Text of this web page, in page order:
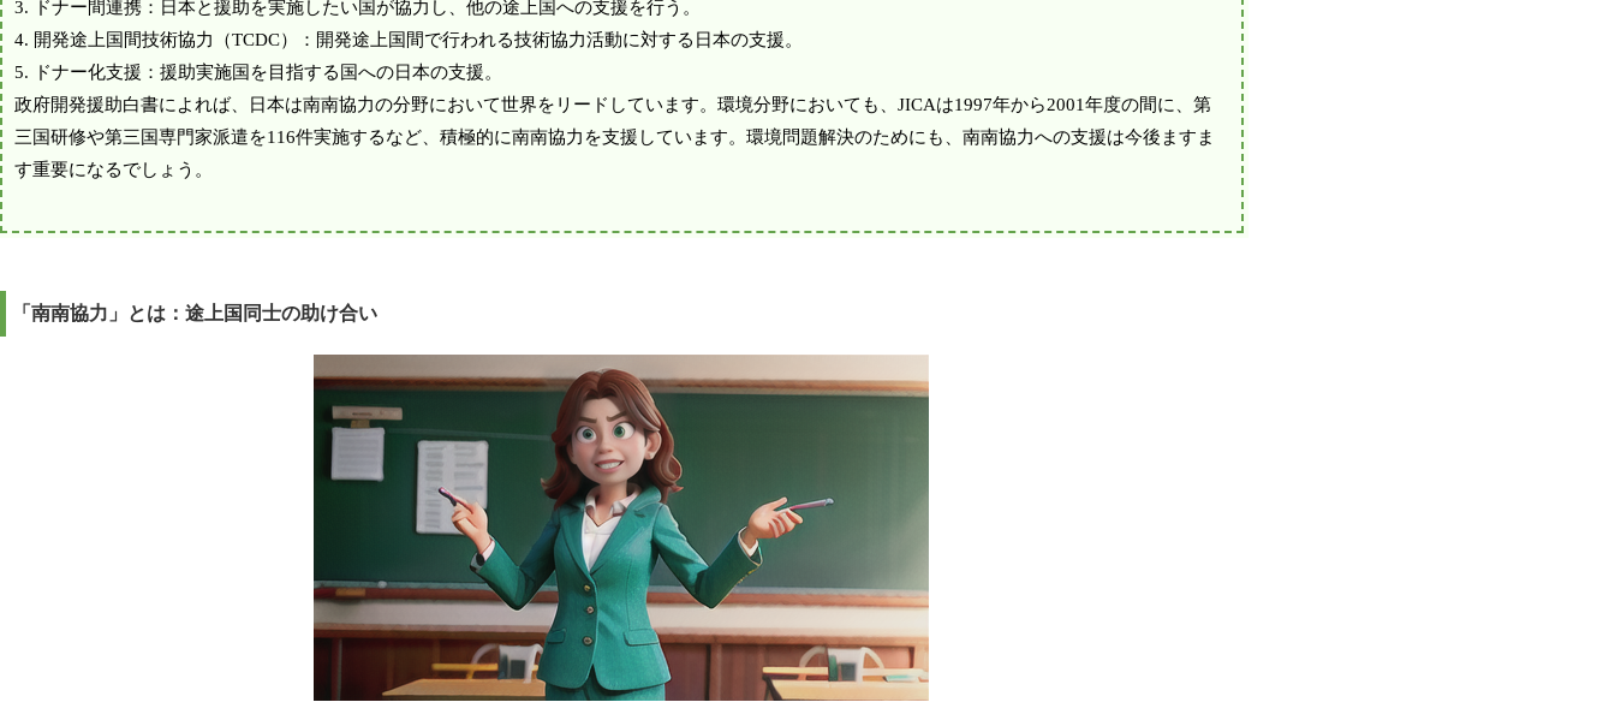
3. ドナー間連携：日本と援助を実施したい国が協力し、他の途上国への支援を行う。
4. 開発途上国間技術協力（TCDC）：開発途上国間で行われる技術協力活動に対する日本の支援。
5. ドナー化支援：援助実施国を目指する国への日本の支援。
政府開発援助白書によれば、日本は南南協力の分野において世界をリードしています。環境分野においても、JICAは1997年から2001年度の間に、第
三国研修や第三国専門家派遣を116件実施するなど、積極的に南南協力を支援しています。環境問題解決のためにも、南南協力への支援は今後ますま
す重要になるでしょう。
「南南協力」とは：途上国同士の助け合い